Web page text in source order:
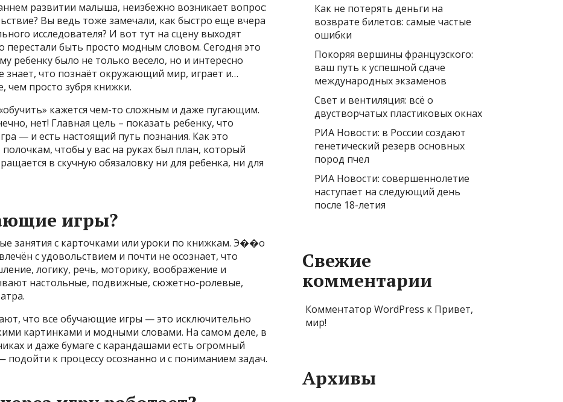
развитии малыша, неизбежно возникает вопрос:
Вы ведь тоже замечали, как быстро еще вчера
исследователя? И вот тут на сцену выходят
быть просто модным словом. Сегодня это
ребенку было не только весело, но и интересно
что познаёт окружающий мир, играет и…
чем просто зубря книжки.
кажется чем-то сложным и даже пугающим.
нет! Главная цель – показать ребенку, что
— и есть настоящий путь познания. Как это
чтобы у вас на руках был план, который
в скучную обязаловку ни для ребенка, ни для
игры?
занятия с карточками или уроки по книжкам. Э��о
с удовольствием и почти не осознает, что
логику, речь, моторику, воображение и
настольные, подвижные, сюжетно-ролевые,
что все обучающие игры — это исключительно
картинками и модными словами. На самом деле, в
и даже бумаге с карандашами есть огромный
подойти к процессу осознанно и с пониманием задач.
Как не потерять деньги на
возврате билетов: самые частые
ошибки
Покоряя вершины французского:
ваш путь к успешной сдаче
международных экзаменов
Свет и вентиляция: всё о
двустворчатых пластиковых окнах
РИА Новости: в России создают
генетический резерв основных
пород пчел
РИА Новости: совершеннолетие
наступает на следующий день
после 18-летия
Свежие
комментарии
Комментатор WordPress к Привет,
мир!
Архивы